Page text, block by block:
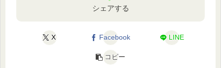
シェアする
X Facebook LINE
コピー